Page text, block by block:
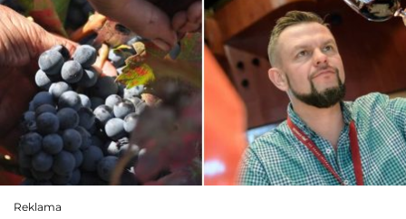
Reklama